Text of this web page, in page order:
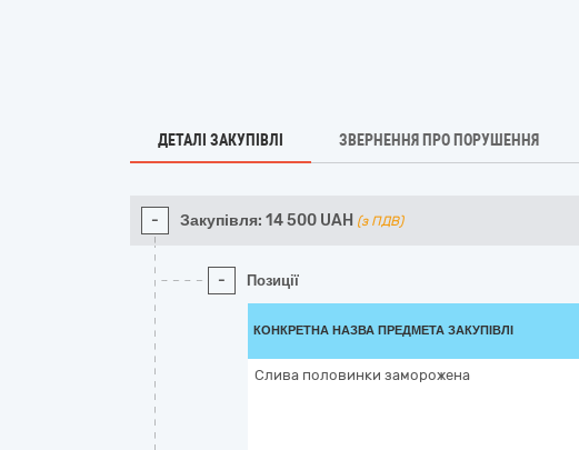
ДЕТАЛІ ЗАКУПІВЛІ ЗВЕРНЕННЯ ПРО ПОРУШЕННЯ
- Закупівля: 14 500 UAH (з ПДВ)
- Позиції
КОНКРЕТНА НАЗВА ПРЕДМЕТА ЗАКУПІВЛІ
Слива половинки заморожена